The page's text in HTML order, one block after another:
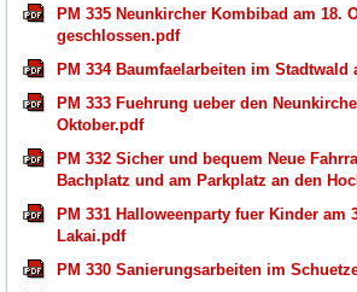
PM 335 Neunkircher Kombibad am 18.
geschlossen.pdf
PM 334 Baumfaelarbeiten im Stadtwald
PM 333 Fuehrung ueber den
Oktober.pdf
PM 332 Sicher und bequem Neue
Bachplatz und am Parkplatz an den
PM 331 Halloweenparty fuer Kinder am
Lakai.pdf
PM 330 Sanierungsarbeiten im